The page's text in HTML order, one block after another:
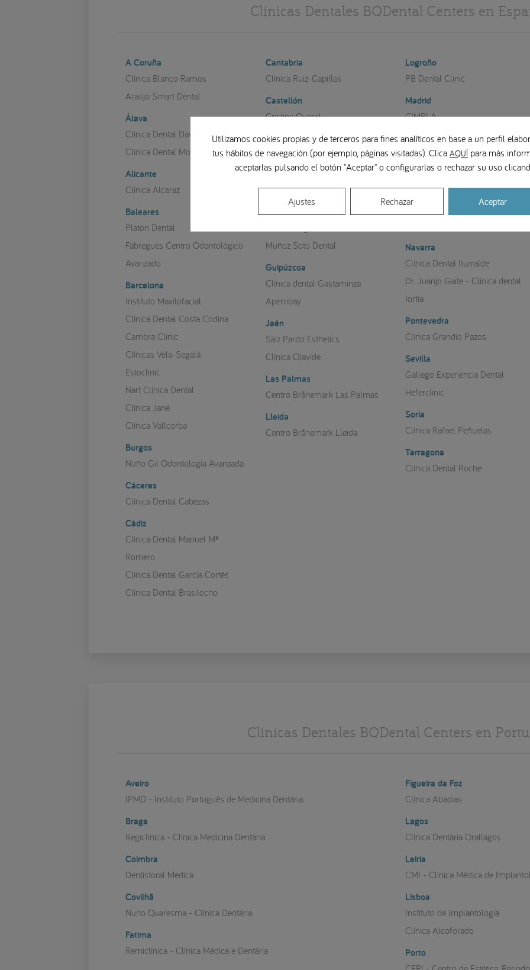
Clínicas Dentales BQDental Centers en
A Coruña
Clínica Blanco Ramos
Araújo Smart Dental
Álava
Clínica Dental David Chávarri
Clínica Dental Mozas
Alicante
Clínica Alcaraz
Baleares
Platón Dental
Fàbregues Centro Odontológico
Avanzado
Barcelona
Instituto Maxilofacial
Clínica Dental Costa Codina
Cambra Clinic
Clínicas Vela-Segalà
Estoclinic
Nart Clínica Dental
Clínica Jané
Clínica Vallcorba
Burgos
Nuño Gil Odontología Avanzada
Cáceres
Clínica Dental Cabezas
Cádiz
Clínica Dental Manuel Mª
Romero
Clínica Dental García Cortés
Clínica Dental Brasilocho
Cantabria
Clínica Ruiz-Capillas
Castellón
Cristina Querol
Berbís Estela
Girona
OCLINIC - Dr. Josep Vila
Clínica Dental Dra. Jorgina Estany
Granada
Muñoz Soto Dental
Guipúzcoa
Clínica dental Gastaminza
Aperribay
Jaén
Saiz Pardo Esthetics
Clínica Olavide
Las Palmas
Centro Brånemark Las Palmas
Lleida
Centro Brånemark Lleida
Logroño
PB Dental Clinic
Madrid
CIMPLA
Clínica Ciro
Clínica Dental Vilaboa
Málaga
Instituto Dental Avanzado Pardo
Clínica Dental Herrera Briones
Navarra
Clínica Dental Iturralde
Dr. Juanjo Gaite - Clínica dental
Iortia
Pontevedra
Clínica Grandío Pazos
Sevilla
Gallego Experiencia Dental
Heferclinic
Soria
Clínica Rafael Peñuelas
Tarragona
Clínica Dental Roche
Clínicas Dentales BQDental Centers en
Aveiro
IPMD - Instituto Português de Medicina Dentária
Braga
Regiclínica - Clínica Medicina Dentária
Coimbra
Dentistoral Medica
Covilhã
Nuno Quaresma - Clínica Dentária
Fatima
Remiclínica - Clínica Médica e Dentária
Figueira da Foz
Clínica Abadias
Lagos
Clínica Dentária Orallagos
Leiria
CMI - Clínica Médica de
Lisboa
Instituto de Implantologia
Clínica Alcoforado
Porto
Utilizamos cookies propias y de terceros para fines analíticos en base a un perfil
tus hábitos de navegación (por ejemplo, páginas visitadas). Clica AQUÍ para más
aceptarlas pulsando el botón "Aceptar" o configurarlas o rechazar su uso
Aceptar
Rechazar
Ajustes